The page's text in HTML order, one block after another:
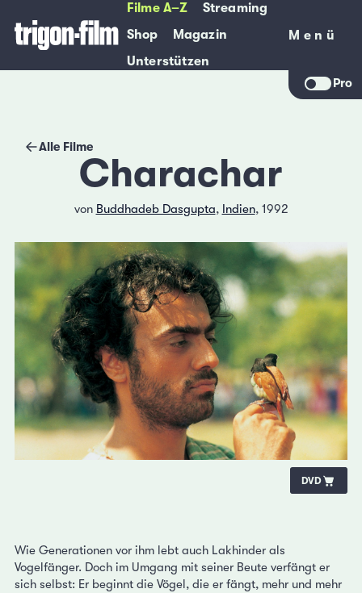
Filme A–Z
Streaming
Shop
Magazin
Unterstützen
Menü
Menü
Pro
Alle Filme
Charachar
von Buddhadeb Dasgupta, Indien, 1992
DVD
Wie Generationen vor ihm lebt auch Lakhinder als
Vogelfänger. Doch im Umgang mit seiner Beute verfängt er
sich selbst: Er beginnt die Vögel, die er fängt, mehr und mehr